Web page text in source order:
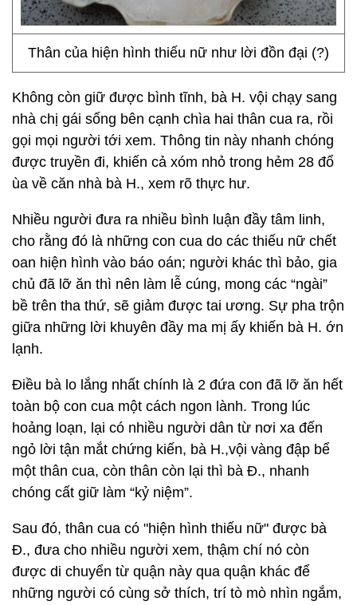
Thân của hiện hình thiếu nữ như lời đồn đại (?)
Không còn giữ được bình tĩnh, bà H. vội chạy sang
nhà chị gái sống bên cạnh chìa hai thân cua ra, rồi
gọi mọi người tới xem. Thông tin này nhanh chóng
được truyền đi, khiến cả xóm nhỏ trong hẻm 28 đổ
ùa về căn nhà bà H., xem rõ thực hư.
Nhiều người đưa ra nhiều bình luận đầy tâm linh,
cho rằng đó là những con cua do các thiếu nữ chết
oan hiện hình vào báo oán; người khác thì bảo, gia
chủ đã lỡ ăn thì nên làm lễ cúng, mong các “ngài”
bề trên tha thứ, sẽ giảm được tai ương. Sự pha trộn
giữa những lời khuyên đầy ma mị ấy khiến bà H. ớn
lạnh.
Điều bà lo lắng nhất chính là 2 đứa con đã lỡ ăn hết
toàn bộ con cua một cách ngon lành. Trong lúc
hoảng loạn, lại có nhiều người dân từ nơi xa đến
ngỏ lời tận mắt chứng kiến, bà H.,vội vàng đập bể
một thân cua, còn thân còn lại thì bà Đ., nhanh
chóng cất giữ làm “kỷ niệm”.
Sau đó, thân cua có "hiện hình thiếu nữ" được bà
Đ., đưa cho nhiều người xem, thậm chí nó còn
được di chuyển từ quận này qua quận khác để
những người có cùng sở thích, trí tò mò nhìn ngắm,